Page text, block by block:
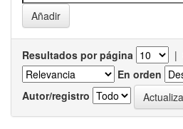
Resultados por página |
En orden
Autor/registro